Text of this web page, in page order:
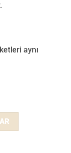
aynı